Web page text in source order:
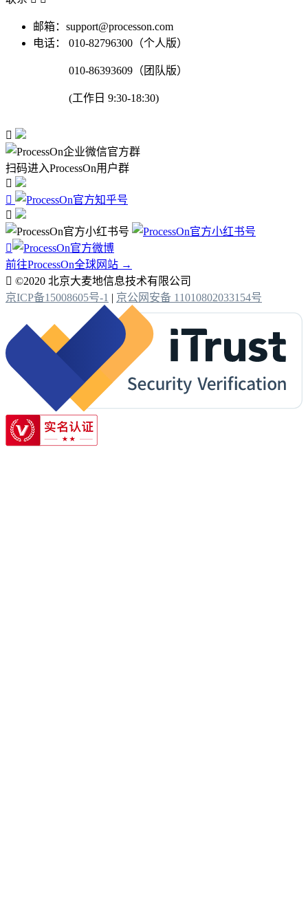
邮箱：support@processon.com
电话：
010-82796300（个人版）
010-86393609（团队版）
(工作日 9:30-18:30)

扫码进入ProcessOn用户群




前往ProcessOn全球网站 →
 ©2020 北京大麦地信息技术有限公司
京ICP备15008605号-1 | 京公网安备 11010802033154号